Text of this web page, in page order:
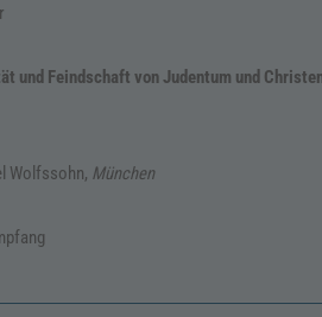
und Feindschaft von Judentum und
Wolfssohn, München